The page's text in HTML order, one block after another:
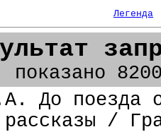
Легенда
показано
До поезда
/